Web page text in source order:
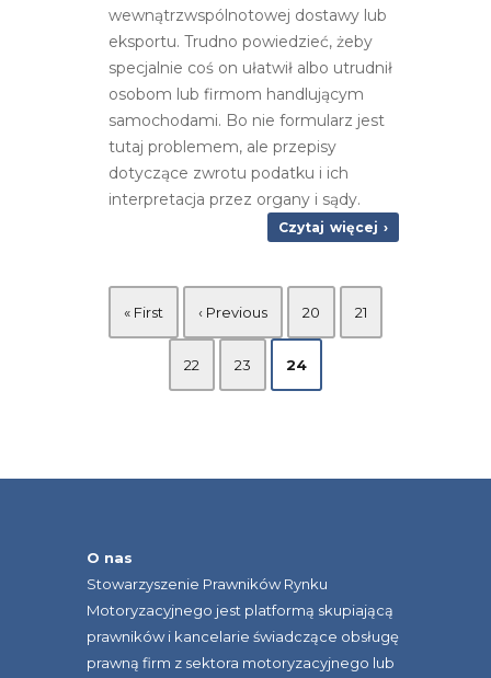
wewnątrzwspólnotowej dostawy lub
eksportu. Trudno powiedzieć, żeby
specjalnie coś on ułatwił albo utrudnił
osobom lub firmom handlującym
samochodami. Bo nie formularz jest
tutaj problemem, ale przepisy
dotyczące zwrotu podatku i ich
interpretacja przez organy i sądy.
Czytaj więcej ›
« First ‹ Previous 20 21
22 23 24
O nas
Stowarzyszenie Prawników Rynku
Motoryzacyjnego jest platformą skupiającą
prawników i kancelarie świadczące obsługę
prawną firm z sektora motoryzacyjnego lub